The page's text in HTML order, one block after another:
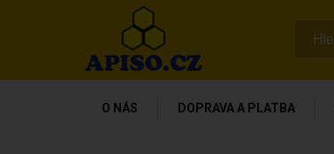
O NÁS DOPRAVA A PLATBA